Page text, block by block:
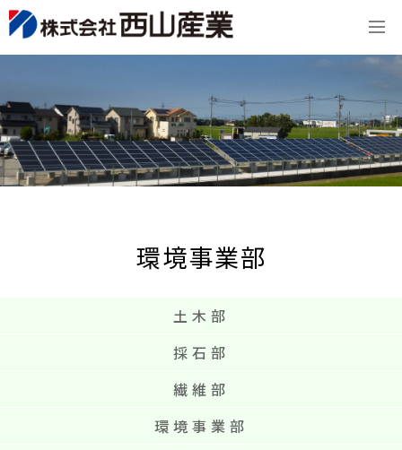
環境事業部
土木部
採石部
繊維部
環境事業部